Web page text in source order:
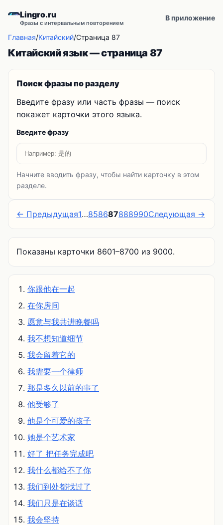
Lingro.ru
Фразы с интервальным повторением
В приложение
Главная/Китайский/Страница 87
Китайский язык — страница 87
Поиск фразы по разделу
Введите фразу или часть фразы — поиск
покажет карточки этого языка.
Введите фразу
Начните вводить фразу, чтобы найти карточку в этом
разделе.
← Предыдущая1…858687888990Следующая →
Показаны карточки 8601–8700 из 9000.
你跟他在一起
在你房间
愿意与我共进晚餐吗
我不想知道细节
我会留着它的
我需要一个律师
那是多久以前的事了
他受够了
他是个可爱的孩子
她是个艺术家
好了 把任务完成吧
我什么都给不了你
我们到处都找过了
我们只是在谈话
我会坚持